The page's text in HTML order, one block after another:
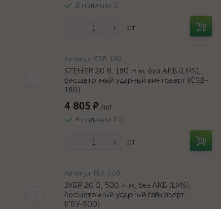
В наличии 5
+ шт
Артикул: CSB-180
STEHER 20 В, 180 Н·м, без АКБ (LMS),
бесщеточный ударный винтоверт {CSB-
180}
4 805 ₽ /шт
В наличии 10
+ шт
Артикул: ГБУ-500
ЗУБР 20 В, 500 Н·м, без АКБ (LMS),
бесщеточный ударный гайковерт
{ГБУ-500}